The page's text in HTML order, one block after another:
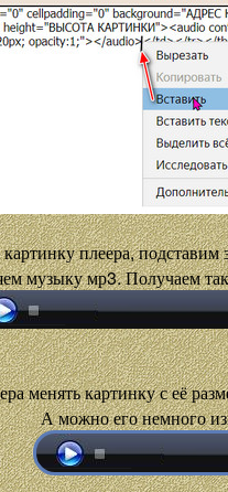
плеера, подставим
музыку мр3. Получаем
менять картинку с её
А можно его немного